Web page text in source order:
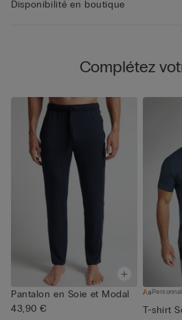
Disponibilité en boutique
Complétez
Pantalon en Soie et Modal
43,90 €
T-shirt